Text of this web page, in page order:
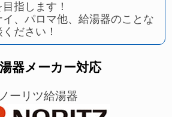
指します！
、パロマ他、給湯器のことな
ださい！
器メーカー対応
ノーリツ給湯器